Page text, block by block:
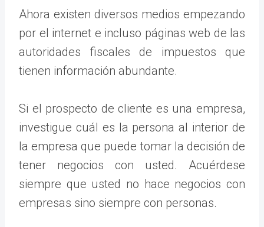
Ahora existen diversos medios empezando
por el internet e incluso páginas web de las
autoridades fiscales de impuestos que
tienen información abundante.
Si el prospecto de cliente es una empresa,
investigue cuál es la persona al interior de
la empresa que puede tomar la decisión de
tener negocios con usted. Acuérdese
siempre que usted no hace negocios con
empresas sino siempre con personas.